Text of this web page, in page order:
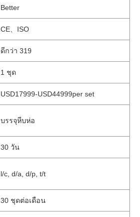
Better
CE、ISO
ดีกว่า 319
1 ชุด
USD17999-USD44999per set
บรรจุหีบห่อ
30 วัน
l/c, d/a, d/p, t/t
30 ชุดต่อเดือน